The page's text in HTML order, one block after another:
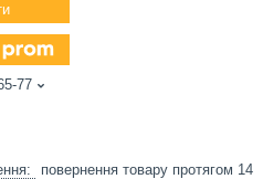
77
повернення товару протягом 14